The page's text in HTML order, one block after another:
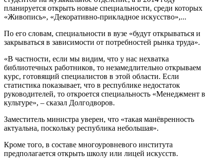
планируется открыть новые специальности, среди которых
«Живопись», «Декоративно-прикладное искусство»,...
По его словам, специальности в вузе «будут открываться и
закрываться в зависимости от потребностей рынка труда».
«В частности, если мы видим, что у нас нехватка
библиотечных работников, то незамедлительно открываем
курс, готовящий специалистов в этой области. Если
статистика показывает, что в республике недостаток
руководителей, то откроется специальность «Менеджмент в
культуре», – сказал Долгодворов.
Заместитель министра уверен, что «такая манёвренность
актуальна, поскольку республика небольшая».
Кроме того, в составе многоуровневого института
предполагается открыть школу или лицей искусств.